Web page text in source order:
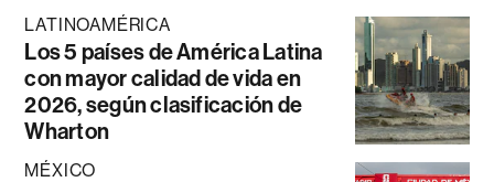
LATINOAMÉRICA
Los 5 países de América Latina
con mayor calidad de vida en
2026, según clasificación de
Wharton
MÉXICO